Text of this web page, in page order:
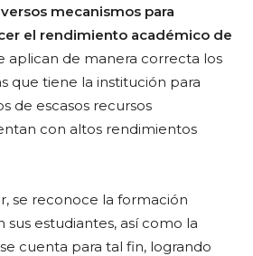
mecanismos para
el rendimiento académico de
aplican de manera correcta los
que tiene la institución para
de escasos recursos
con altos rendimientos
se reconoce la formación
estudiantes, así como la
cuenta para tal fin, logrando